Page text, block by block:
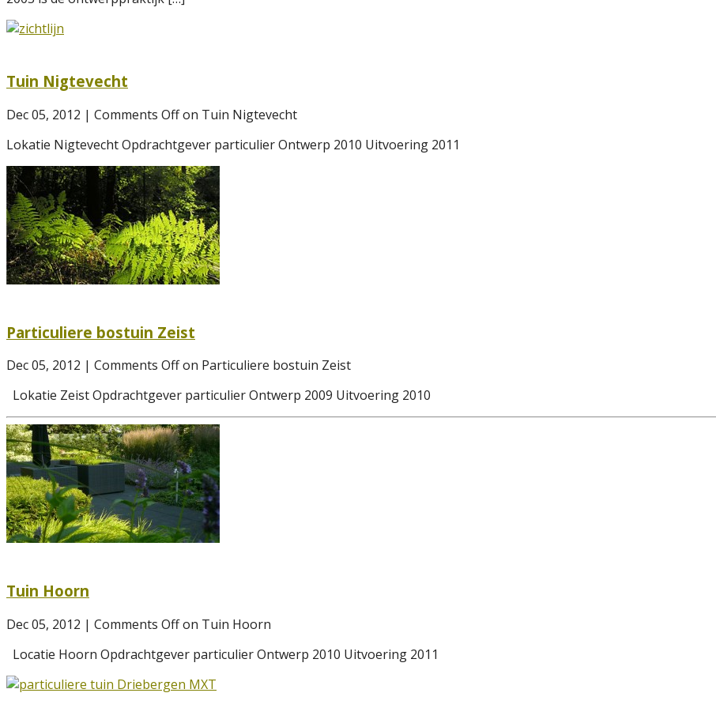
Tuin Nigtevecht
Dec 05, 2012 | Comments Offon Tuin Nigtevecht
Lokatie Nigtevecht Opdrachtgever particulier Ontwerp 2010 Uitvoering 2011
Particuliere bostuin Zeist
Dec 05, 2012 | Comments Offon Particuliere bostuin Zeist
Lokatie Zeist Opdrachtgever particulier Ontwerp 2009 Uitvoering 2010
Tuin Hoorn
Dec 05, 2012 | Comments Offon Tuin Hoorn
Locatie Hoorn Opdrachtgever particulier Ontwerp 2010 Uitvoering 2011